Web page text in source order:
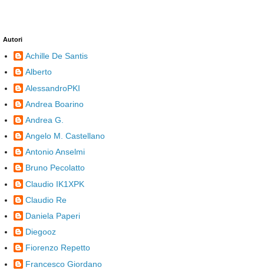
Autori
Achille De Santis
Alberto
AlessandroPKI
Andrea Boarino
Andrea G.
Angelo M. Castellano
Antonio Anselmi
Bruno Pecolatto
Claudio IK1XPK
Claudio Re
Daniela Paperi
Diegooz
Fiorenzo Repetto
Francesco Giordano